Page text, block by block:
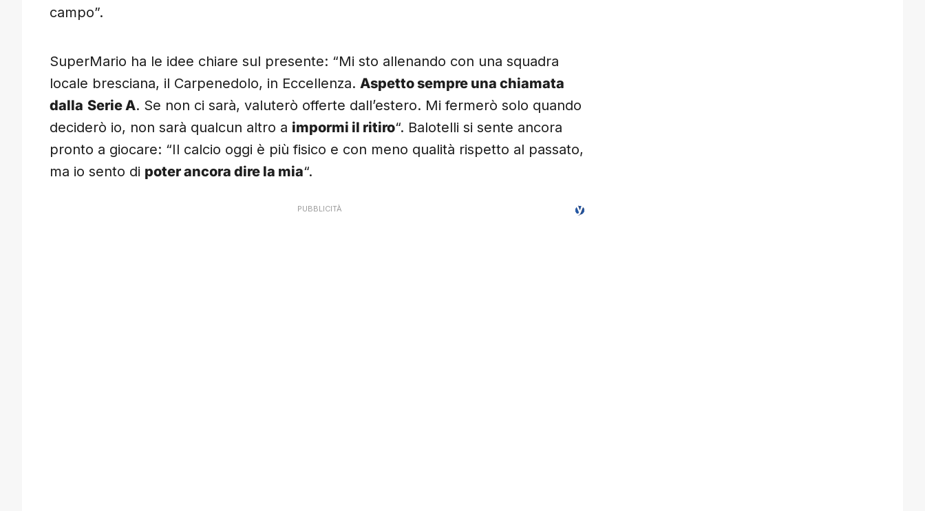
campo”.
SuperMario ha le idee chiare sul presente: “Mi sto allenando con una squadra
locale bresciana, il Carpenedolo, in Eccellenza. Aspetto sempre una chiamata
dalla Serie A. Se non ci sarà, valuterò offerte dall’estero. Mi fermerò solo quando
deciderò io, non sarà qualcun altro a impormi il ritiro“. Balotelli si sente ancora
pronto a giocare: “Il calcio oggi è più fisico e con meno qualità rispetto al passato,
ma io sento di poter ancora dire la mia“.